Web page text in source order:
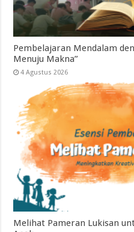
Pembelajaran Mendalam
Menuju Makna”
4 Agustus 2026
Melihat Pameran Lukisan